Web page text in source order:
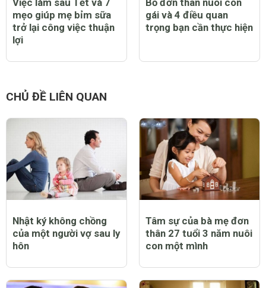
mẹo giúp mẹ bỉm sữa
trở lại công việc thuận
lợi
gái và 4 điều quan
trọng bạn cần thực hiện
CHỦ ĐỀ LIÊN QUAN
Nhật ký không chồng
của một người vợ sau ly
hôn
Tâm sự của bà mẹ đơn
thân 27 tuổi 3 năm nuôi
con một mình